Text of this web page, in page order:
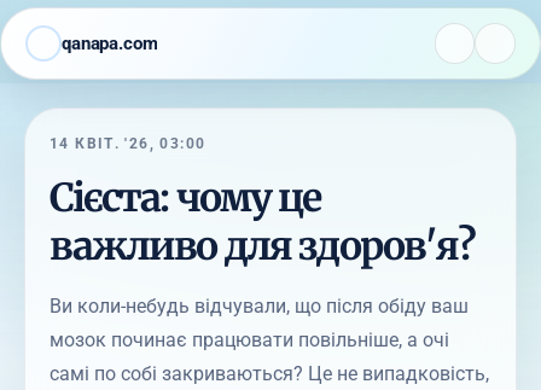
qanapa.com
14 КВІТ. '26, 03:00
Сієста: чому це
важливо для здоров'я?
Ви коли-небудь відчували, що після обіду ваш
мозок починає працювати повільніше, а очі
самі по собі закриваються? Це не випадковість,